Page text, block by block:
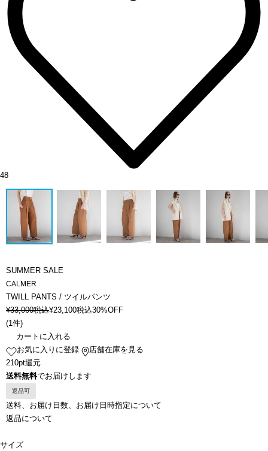
48
SUMMER SALE
CALMER
TWILL PANTS / ツイルパンツ
¥33,000税込¥23,100税込30%OFF
(1件)
カートに入れる
お気に入りに登録
店舗在庫を見る
210pt還元
送料無料でお届けします
返品可
送料、お届け日数、お届け日時指定について
返品について
サイズ